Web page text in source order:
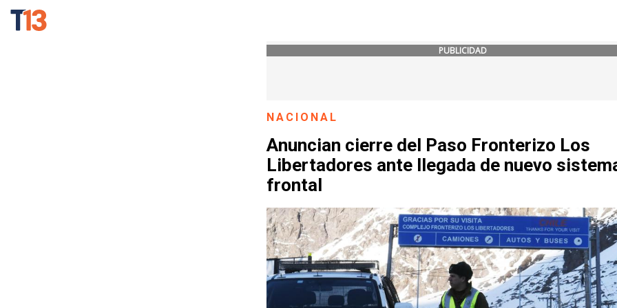
PUBLICIDAD
NACIONAL
Anuncian cierre del Paso Fronterizo Los
Libertadores ante llegada de nuevo
frontal